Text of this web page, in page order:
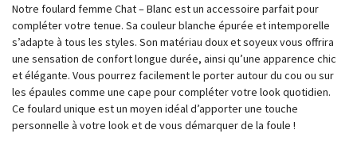
Notre foulard femme Chat – Blanc est un accessoire parfait pour
compléter votre tenue. Sa couleur blanche épurée et intemporelle
s’adapte à tous les styles. Son matériau doux et soyeux vous offrira
une sensation de confort longue durée, ainsi qu’une apparence chic
et élégante. Vous pourrez facilement le porter autour du cou ou sur
les épaules comme une cape pour compléter votre look quotidien.
Ce foulard unique est un moyen idéal d’apporter une touche
personnelle à votre look et de vous démarquer de la foule !